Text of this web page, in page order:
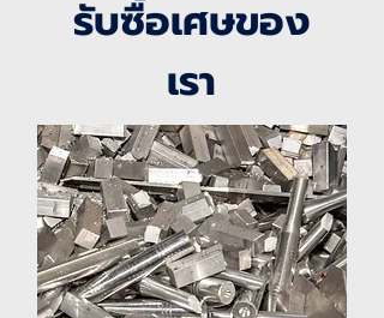
รับซื้อเศษของ
เรา